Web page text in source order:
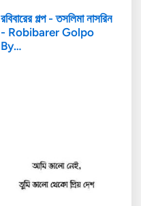
রবিবারের গল্প - তসলিমা নাসরিন
- Robibarer Golpo
By…